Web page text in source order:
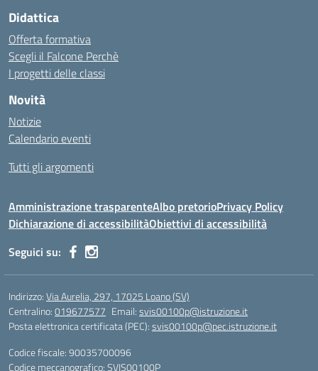
Didattica
Offerta formativa
Scegli il Falcone Perchè
I progetti delle classi
Novità
Notizie
Calendario eventi
Tutti gli argomenti
Amministrazione trasparenteAlbo pretorioPrivacy Policy
Dichiarazione di accessibilitàObiettivi di accessibilità
Seguici su:
Indirizzo:Via Aurelia, 297, 17025 Loano (SV)
Centralino:019677577 Email:svis00100p@istruzione.it
Posta elettronica certificata (PEC):svis00100p@pec.istruzione.it
Codice fiscale: 90035700096
Codice meccanografico:SVIS00100P